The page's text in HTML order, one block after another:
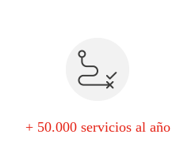
+ 50.000 servicios al año